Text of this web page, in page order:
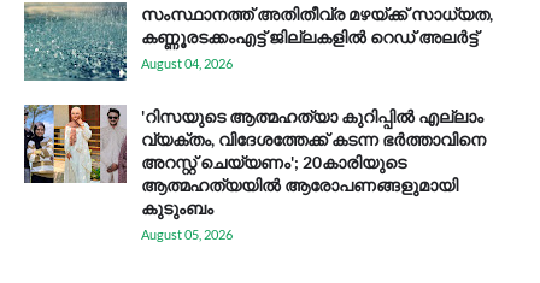
സം​സ്ഥാ​ന​ത്ത് അ​തി​തീ​വ്ര മ​ഴ​യ്ക്ക് സാ​ധ്യ​ത,
കണ്ണൂരടക്കംഎ​ട്ട് ജി​ല്ല​ക​ളി​ൽ റെ​ഡ് അ​ലർ​ട്ട്
August 04, 2026
'റിസയുടെ ആത്മഹത്യാ കുറിപ്പിൽ എല്ലാം
വ്യക്തം, വിദേശത്തേക്ക് കടന്ന ഭർത്താവിനെ
അറസ്റ്റ് ചെയ്യണം'; 20കാരിയുടെ
ആത്മഹത്യയിൽ ആരോപണങ്ങളുമായി
കുടുംബം
August 05, 2026